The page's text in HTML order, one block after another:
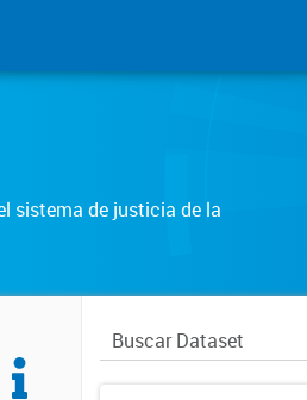
sistema de justicia de la